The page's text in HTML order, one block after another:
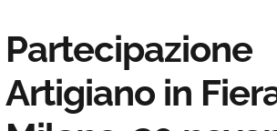
Partecipazione
Artigiano in